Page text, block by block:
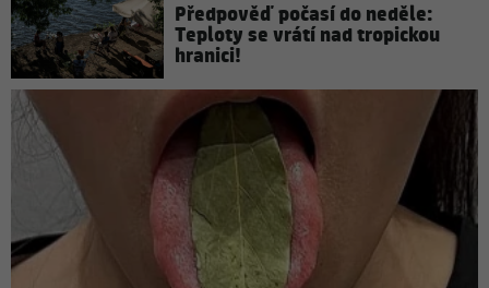
Předpověď počasí do neděle:
Teploty se vrátí nad tropickou
hranici!